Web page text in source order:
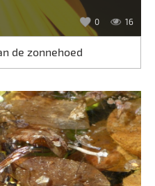
0 16
de zonnehoed